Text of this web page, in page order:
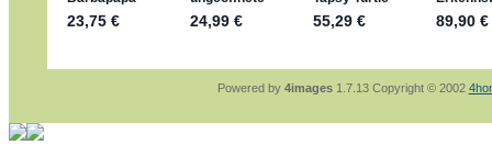
Bonsaipanther:
geschrieben am: 28. 4.
So habe ich das in Erinnerung ... oder?
jan-lukas:geschrieben am: 28. 4. 2026 -
Powered by 4images1.7.13 Copyright © 2002